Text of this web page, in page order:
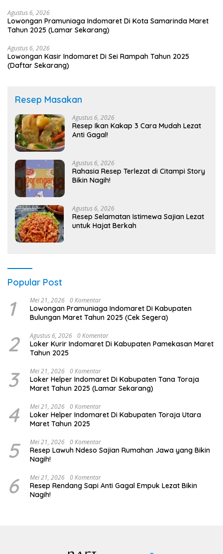
Agustus 6, 2026
Lowongan Pramuniaga Indomaret Di Kota Samarinda Maret
Tahun 2025 (Lamar Sekarang)
Agustus 6, 2026
Lowongan Kasir Indomaret Di Sei Rampah Tahun 2025
(Daftar Sekarang)
Resep Masakan
Agustus 6, 2026
Resep Ikan Kakap 3 Cara Mudah Lezat
Anti Gagal!
Agustus 6, 2026
Rahasia Resep Terlezat di Citampi Story
Bikin Nagih!
Agustus 6, 2026
Resep Selamatan Istimewa Sajian Lezat
untuk Hajat Berkah
Popular Post
1 Mei 21, 2026 0 Komentar
Lowongan Pramuniaga Indomaret Di Kabupaten
Bulungan Maret Tahun 2025 (Cek Segera)
2 Agustus 6, 2026 0 Komentar
Loker Kurir Indomaret Di Kabupaten Pamekasan Maret
Tahun 2025
3 Mei 21, 2026 0 Komentar
Loker Helper Indomaret Di Kabupaten Tana Toraja
Maret Tahun 2025 (Lamar Sekarang)
4 Mei 21, 2026 0 Komentar
Loker Helper Indomaret Di Kabupaten Toraja Utara
Maret Tahun 2025
5 Mei 21, 2026 0 Komentar
Resep Lawuh Ndeso Sajian Rumahan Jawa yang Bikin
Nagih!
6 Mei 21, 2026 0 Komentar
Resep Rendang Sapi Anti Gagal Empuk Lezat Bikin
Nagih!